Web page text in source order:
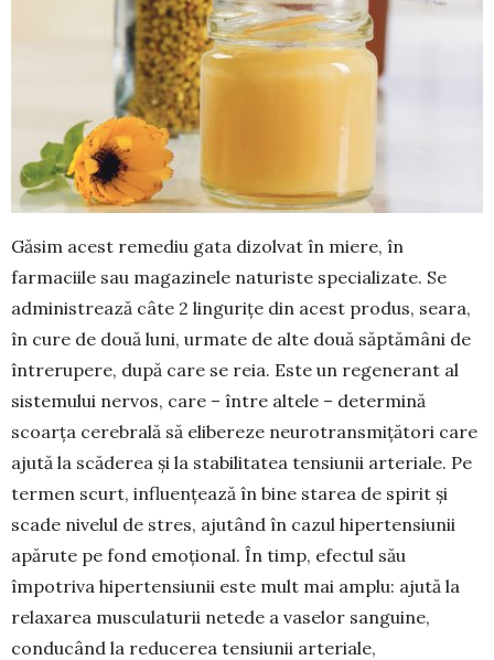
Găsim acest remediu gata dizolvat în miere, în
farmaciile sau maga­zinele naturiste specia­lizate. Se
administrează câte 2 linguriţe din a­cest produs, seara,
în cure de două luni, ur­mate de alte două săp­tă­mâni de
întrerupere, după care se reia. Este un regenerant al
siste­mului nervos, care – între altele – determină
scoarța cerebrală să eli­bereze neurotransmițători care
ajută la scăderea și la stabilitatea tensiunii arteriale. Pe
termen scurt, influențează în bine starea de spirit și
scade nivelul de stres, ajutând în cazul hipertensiunii
apărute pe fond emoțional. În timp, efectul său
împotriva hipertensiunii este mult mai amplu: ajută la
relaxarea musculaturii netede a vaselor sanguine,
conducând la redu­cerea tensiunii arte­riale,